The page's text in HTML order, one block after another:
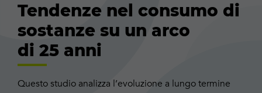
Tendenze nel consumo di
sostanze su un arco
di 25 anni
Questo studio analizza l’evoluzione a lungo termine